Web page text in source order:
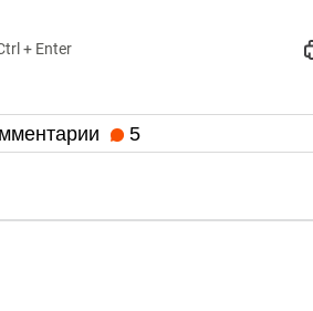
+ Enter
5